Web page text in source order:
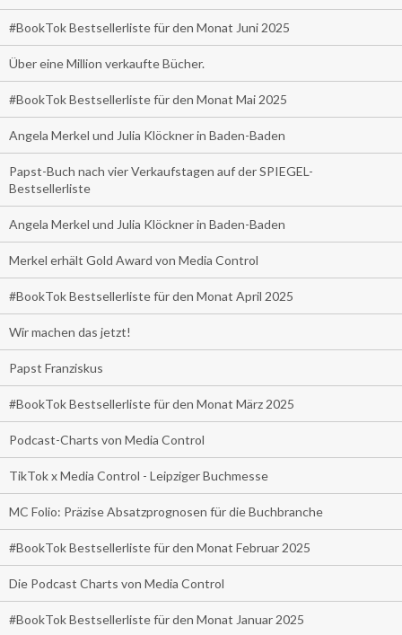
#BookTok Bestsellerliste für den Monat Juni 2025
Über eine Million verkaufte Bücher.
#BookTok Bestsellerliste für den Monat Mai 2025
Angela Merkel und Julia Klöckner in Baden-Baden
Papst-Buch nach vier Verkaufstagen auf der SPIEGEL-
Bestsellerliste
Angela Merkel und Julia Klöckner in Baden-Baden
Merkel erhält Gold Award von Media Control
#BookTok Bestsellerliste für den Monat April 2025
Wir machen das jetzt!
Papst Franziskus
#BookTok Bestsellerliste für den Monat März 2025
Podcast-Charts von Media Control
TikTok x Media Control - Leipziger Buchmesse
MC Folio: Präzise Absatzprognosen für die Buchbranche
#BookTok Bestsellerliste für den Monat Februar 2025
Die Podcast Charts von Media Control
#BookTok Bestsellerliste für den Monat Januar 2025